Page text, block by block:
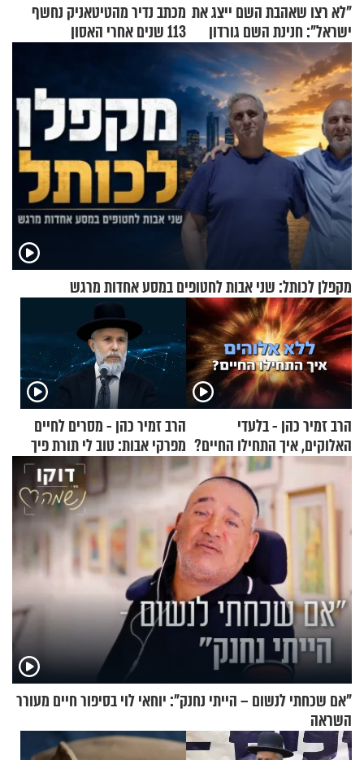
"לא רצו שאהבת השם ייצג את
ישראל": חנינת השם גורדון
בריאיון מעורר השראה
מכתב נדיר מהטיטאניק נחשף
113 שנים אחרי האסון
מקפלן לכותל: שני אבות לחטופים במסע אחדות מרגש
הרב זמיר כהן - בלעדי
האלוקים, איך התחילו החיים?
הרב זמיר כהן - מסרים לחיים
מפרקי אבות: טוב לי תורת פיך
"אם שכחתי לנשום – הייתי נחנק": יוחאי לוי בסיפור חיים מעורר
השראה